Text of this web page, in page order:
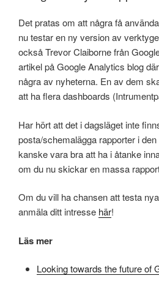
Det pratas om att några få
nu testar en ny version av
också Trevor Claiborne från
artikel på Google Analytics blog
några av nyheterna. En av dem
att ha flera dashboards
Har hört att det i dagsläget inte
posta/schemalägga rapporter i
kanske vara bra att ha i åtanke
om du nu skickar en massa
Om du vill ha chansen att testa
anmäla ditt intresse här!
Läs mer
Looking towards the future of